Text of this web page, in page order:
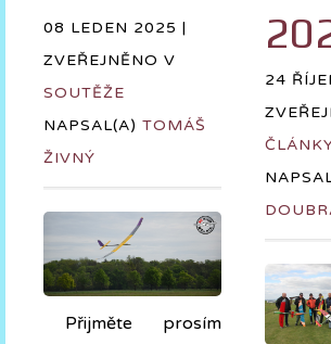
08 LEDEN 2025 |
ZVEŘEJNĚNO V
SOUTĚŽE
NAPSAL(A) TOMÁŠ
ŽIVNÝ
Přijměte prosím
24